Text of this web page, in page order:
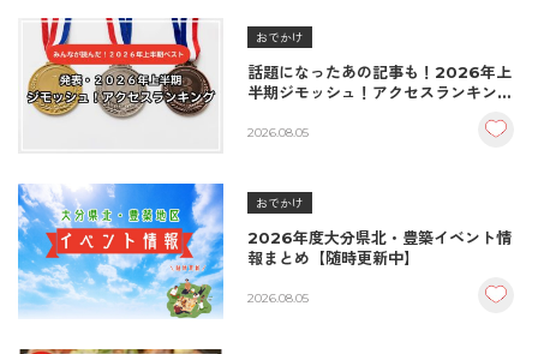
おでかけ
話題になったあの記事も！2026年上
半期ジモッシュ！アクセスランキング
2026.08.05
おでかけ
2026年度大分県北・豊築イベント情
報まとめ【随時更新中】
2026.08.05